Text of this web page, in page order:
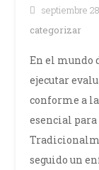
septiembre
categorizar
En el mundo
ejecutar
conforme a
esencial
seguido un